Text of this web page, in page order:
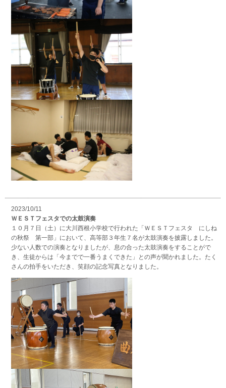
2023/10/11
ＷＥＳＴフェスタでの太鼓演奏
１０月７日（土）に大川西根小学校で行われた「ＷＥＳＴフェスタ にしね
の秋祭 第一部」において、高等部３年生７名が太鼓演奏を披露しました。
少ない人数での演奏となりましたが、息の合った太鼓演奏をすることがで
き、生徒からは「今までで一番うまくできた」との声が聞かれました。たく
さんの拍手をいただき、笑顔の記念写真となりました。